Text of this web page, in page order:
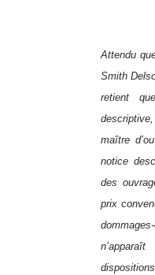
Attendu
Smith
retient
maître
notice
des
prix